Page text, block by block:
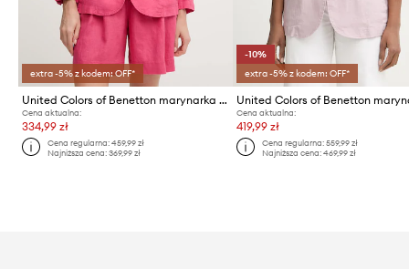
extra -5% z kodem: OFF*
United Colors of Benetton marynarka jednorzędowa damska lniana
Cena aktualna:
334,99 zł
Cena regularna:459,99 zł
Najniższa cena:369,99 zł
-10%
extra -5% z kodem: OFF*
Cena aktualna:
419,99 zł
Cena regularna: 559,99 zł
Najniższa cena: 469,99 zł